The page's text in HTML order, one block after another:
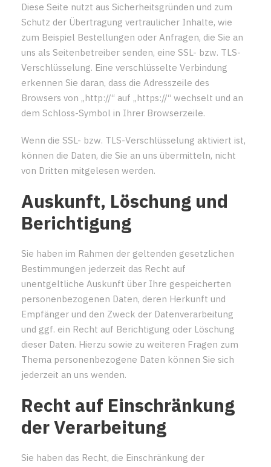
Diese Seite nutzt aus Sicherheitsgründen und zum
Schutz der Übertragung vertraulicher Inhalte, wie
zum Beispiel Bestellungen oder Anfragen, die Sie an
uns als Seitenbetreiber senden, eine SSL- bzw. TLS-
Verschlüsselung. Eine verschlüsselte Verbindung
erkennen Sie daran, dass die Adresszeile des
Browsers von „http://“ auf „https://“ wechselt und an
dem Schloss-Symbol in Ihrer Browserzeile.
Wenn die SSL- bzw. TLS-Verschlüsselung aktiviert ist,
können die Daten, die Sie an uns übermitteln, nicht
von Dritten mitgelesen werden.
Auskunft, Löschung und
Berichtigung
Sie haben im Rahmen der geltenden gesetzlichen
Bestimmungen jederzeit das Recht auf
unentgeltliche Auskunft über Ihre gespeicherten
personenbezogenen Daten, deren Herkunft und
Empfänger und den Zweck der Datenverarbeitung
und ggf. ein Recht auf Berichtigung oder Löschung
dieser Daten. Hierzu sowie zu weiteren Fragen zum
Thema personenbezogene Daten können Sie sich
jederzeit an uns wenden.
Recht auf Einschränkung
der Verarbeitung
Sie haben das Recht, die Einschränkung der